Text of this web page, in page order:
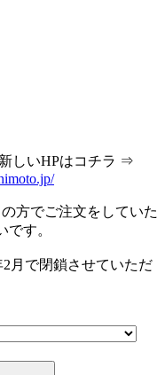
しいHPはコチラ ⇒
方でご注文をしていた
です。
月で閉鎖させていただ